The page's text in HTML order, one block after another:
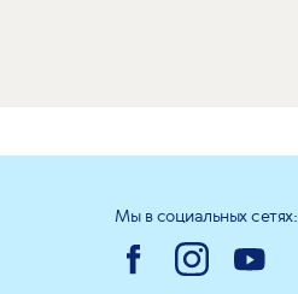
Мы в социальных сетях: